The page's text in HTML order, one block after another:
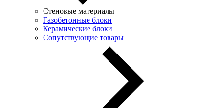
Стеновые материалы
Газобетонные блоки
Керамические блоки
Сопутствующие товары